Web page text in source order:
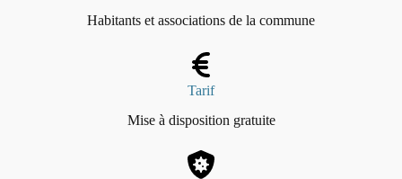
Habitants et associations de la commune
Tarif
Mise à disposition gratuite